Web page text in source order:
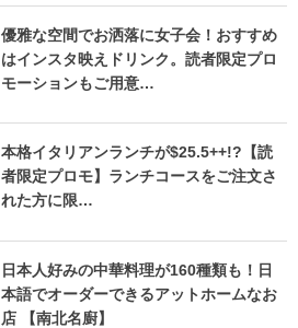
優雅な空間でお洒落に女子会！おすすめ
はインスタ映えドリンク。読者限定プロ
モーションもご用意…
本格イタリアンランチが$25.5++!?【読
者限定プロモ】ランチコースをご注文さ
れた方に限…
日本人好みの中華料理が160種類も！日
本語でオーダーできるアットホームなお
店 【南北名廚】